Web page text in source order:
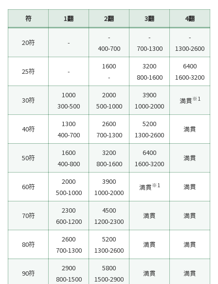
符 1翻 2翻 3翻 4翻
20符 -
-
400-700
-
700-1300
-
1300-2600
25符 -
1600
-
3200
800-1600
6400
1600-3200
30符
1000
300-500
2000
500-1000
3900
1000-2000
満貫※1
40符
1300
400-700
2600
700-1300
5200
1300-2600
満貫
50符
1600
400-800
3200
800-1600
6400
1600-3200
満貫
60符
2000
500-1000
3900
1000-2000
満貫※1 満貫
70符
2300
600-1200
4500
1200-2300
満貫 満貫
80符
2600
700-1300
5200
1300-2600
満貫 満貫
90符
2900
800-1500
5800
1500-2900
満貫 満貫